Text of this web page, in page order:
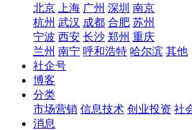
北京
上海 广州 深圳 南京
杭州 武汉 成都 合肥 苏州
宁波 西安 长沙 郑州 重庆
兰州 南宁 呼和浩特 哈尔滨 其他
社企号
博客
分类
市场营销 信息技术 创业投资 社
消息